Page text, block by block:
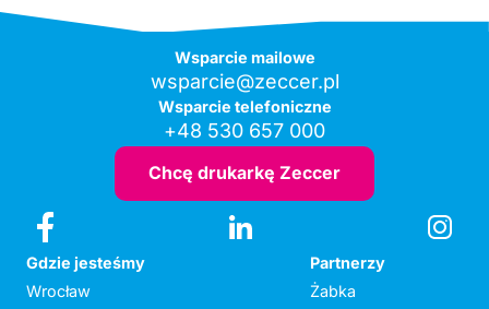
Wsparcie mailowe
wsparcie@zeccer.pl
Wsparcie telefoniczne
+48 530 657 000
Chcę drukarkę Zeccer
Gdzie jesteśmy
Wrocław
Partnerzy
Żabka